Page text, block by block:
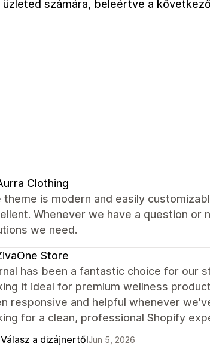
számára, beleértve a
Clothing
theme is modern and easily
Whenever we have a question or
we need.
Store
has been a fantastic choice for our
it ideal for premium wellness
responsive and helpful whenever
for a clean, professional Shopify
Válasz a dizájnertőlJun 5, 2026